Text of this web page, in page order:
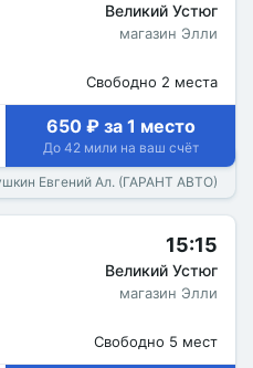
Великий Устюг
магазин Элли
Свободно 2 места
650 ₽ за 1 место
До 42 мили на ваш счёт
Евгений Ал. (ГАРАНТ АВТО)
15:15
Великий Устюг
магазин Элли
Свободно 5 мест